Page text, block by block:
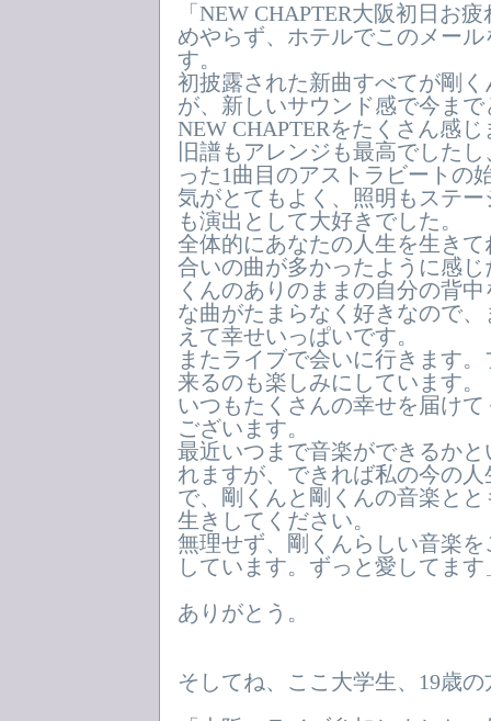
「NEW CHAPTER大阪初日お
めやらず、ホテルでこのメー
す。
初披露された新曲すべてが剛
が、新しいサウンド感で今ま
NEW CHAPTERをたくさん感
旧譜もアレンジも最高でした
った1曲目のアストラビートの
気がとてもよく、照明もステ
も演出として大好きでした。
全体的にあなたの人生を生き
合いの曲が多かったように感
くんのありのままの自分の背
な曲がたまらなく好きなので
えて幸せいっぱいです。
またライブで会いに行きます
来るのも楽しみにしています。
いつもたくさんの幸せを届け
ございます。
最近いつまで音楽ができるか
れますが、できれば私の今の
で、剛くんと剛くんの音楽と
生きしてください。
無理せず、剛くんらしい音楽
しています。ずっと愛してます
ありがとう。
そしてね、ここ大学生、19歳